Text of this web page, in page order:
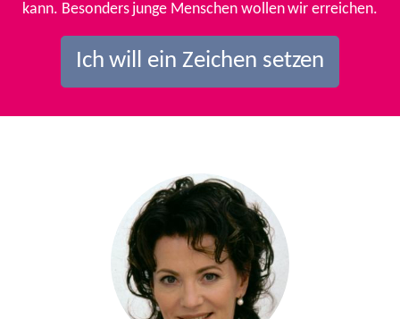
kann. Besonders junge Menschen wollen wir erreichen.
Ich will ein Zeichen setzen